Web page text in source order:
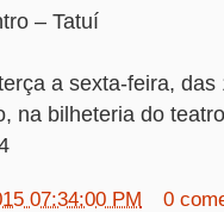
– Tatuí
a sexta-feira, das
na bilheteria do
07:34:00 PM 0